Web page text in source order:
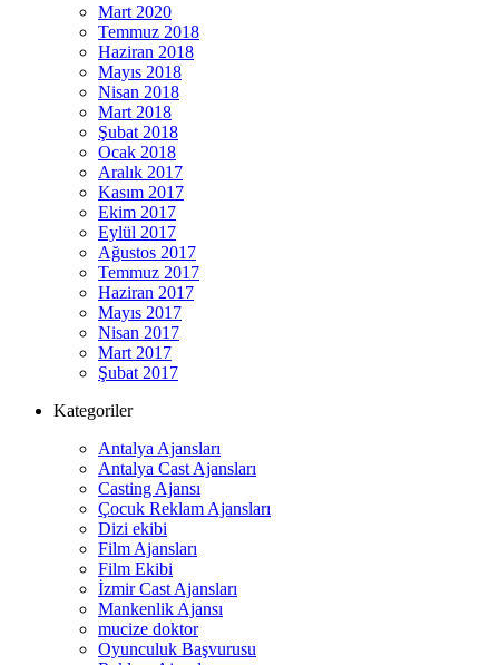
Mart 2020
Temmuz 2018
Haziran 2018
Mayıs 2018
Nisan 2018
Mart 2018
Şubat 2018
Ocak 2018
Aralık 2017
Kasım 2017
Ekim 2017
Eylül 2017
Ağustos 2017
Temmuz 2017
Haziran 2017
Mayıs 2017
Nisan 2017
Mart 2017
Şubat 2017
Kategoriler
Antalya Ajansları
Antalya Cast Ajansları
Casting Ajansı
Çocuk Reklam Ajansları
Dizi ekibi
Film Ajansları
Film Ekibi
İzmir Cast Ajansları
Mankenlik Ajansı
mucize doktor
Oyunculuk Başvurusu